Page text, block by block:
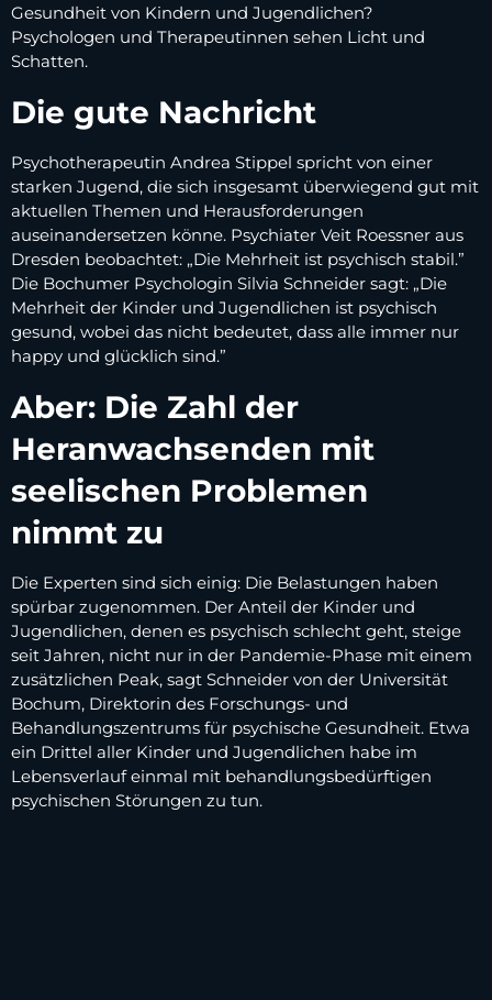
Gesundheit von Kindern und Jugendlichen?
Psychologen und Therapeutinnen sehen Licht und
Schatten.
Die gute Nachricht
Psychotherapeutin Andrea Stippel spricht von einer
starken Jugend, die sich insgesamt überwiegend gut mit
aktuellen Themen und Herausforderungen
auseinandersetzen könne. Psychiater Veit Roessner aus
Dresden beobachtet: „Die Mehrheit ist psychisch stabil.”
Die Bochumer Psychologin Silvia Schneider sagt: „Die
Mehrheit der Kinder und Jugendlichen ist psychisch
gesund, wobei das nicht bedeutet, dass alle immer nur
happy und glücklich sind.”
Aber: Die Zahl der
Heranwachsenden mit
seelischen Problemen
nimmt zu
Die Experten sind sich einig: Die Belastungen haben
spürbar zugenommen. Der Anteil der Kinder und
Jugendlichen, denen es psychisch schlecht geht, steige
seit Jahren, nicht nur in der Pandemie-Phase mit einem
zusätzlichen Peak, sagt Schneider von der Universität
Bochum, Direktorin des Forschungs- und
Behandlungszentrums für psychische Gesundheit. Etwa
ein Drittel aller Kinder und Jugendlichen habe im
Lebensverlauf einmal mit behandlungsbedürftigen
psychischen Störungen zu tun.